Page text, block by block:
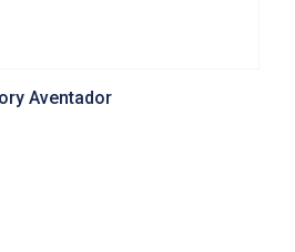
Aventador